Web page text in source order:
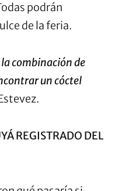
podrán
de la feria.
la combinación de
un cóctel
REGISTRADO DEL